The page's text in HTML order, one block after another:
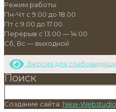
Режим работы:
Пн-Чт с 9.00 до 18.00
Пт с 9.00 до 17.00
Перерыв с 13:00 — 14:00
Сб, Вс — выходной
Версия для
Поиск
Создание сайта: New-Webstudio